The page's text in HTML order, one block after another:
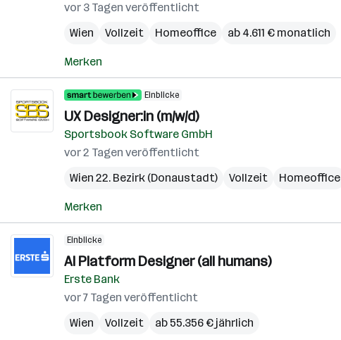
vor 3 Tagen veröffentlicht
Wien
Vollzeit Homeoffice ab 4.611 € monatlich
Merken
Einblicke
UX Designer:in (m/w/d)
Sportsbook Software GmbH
vor 2 Tagen veröffentlicht
Wien 22. Bezirk (Donaustadt)
Vollzeit Homeoffice
Merken
Einblicke
AI Platform Designer (all humans)
Erste Bank
vor 7 Tagen veröffentlicht
Wien
Vollzeit ab 55.356 € jährlich